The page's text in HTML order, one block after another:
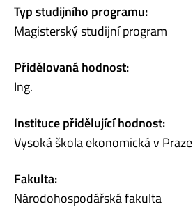
Typ studijního programu:
Magisterský studijní program
Přidělovaná hodnost:
Ing.
Instituce přidělující hodnost:
Vysoká škola ekonomická v Praze
Fakulta:
Národohospodářská fakulta